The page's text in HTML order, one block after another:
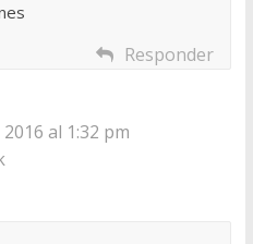
Responder
al 1:32 pm